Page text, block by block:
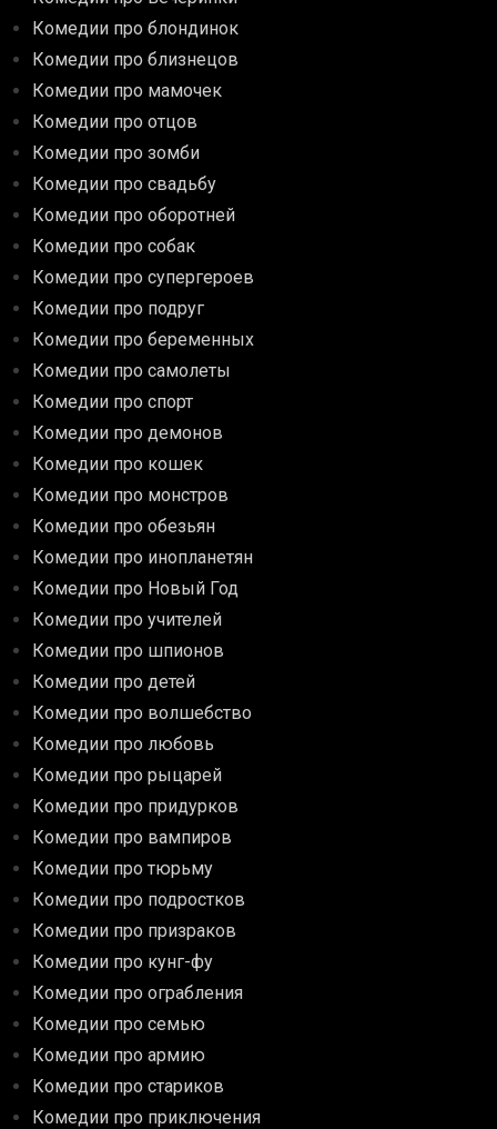
Комедии про блондинок
Комедии про близнецов
Комедии про мамочек
Комедии про отцов
Комедии про зомби
Комедии про свадьбу
Комедии про оборотней
Комедии про собак
Комедии про супергероев
Комедии про подруг
Комедии про беременных
Комедии про самолеты
Комедии про спорт
Комедии про демонов
Комедии про кошек
Комедии про монстров
Комедии про обезьян
Комедии про инопланетян
Комедии про Новый Год
Комедии про учителей
Комедии про шпионов
Комедии про детей
Комедии про волшебство
Комедии про любовь
Комедии про рыцарей
Комедии про придурков
Комедии про вампиров
Комедии про тюрьму
Комедии про подростков
Комедии про призраков
Комедии про кунг-фу
Комедии про ограбления
Комедии про семью
Комедии про армию
Комедии про стариков
Комедии про приключения